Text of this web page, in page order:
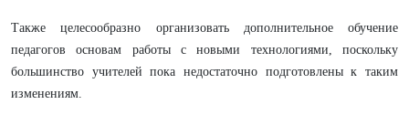
Также целесообразно организовать дополнительное обучение
педагогов основам работы с новыми технологиями, поскольку
большинство учителей пока недостаточно подготовлены к таким
изменениям.